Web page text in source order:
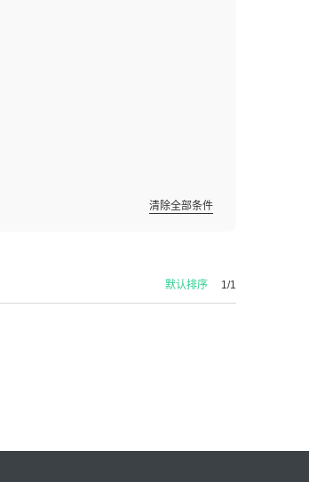
清除全部条件
1/1
默认排序